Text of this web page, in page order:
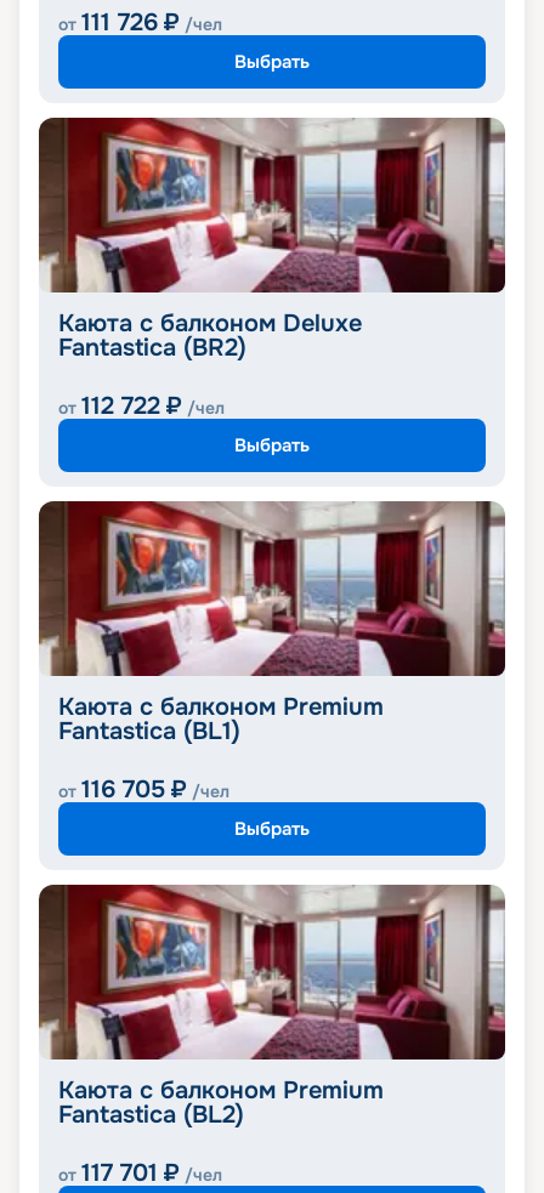
от 111 726 ₽ /чел
Выбрать
Каюта с балконом Deluxe
Fantastica (BR2)
от 112 722 ₽ /чел
Выбрать
Каюта с балконом Premium
Fantastica (BL1)
от 116 705 ₽ /чел
Выбрать
Каюта с балконом Premium
Fantastica (BL2)
от 117 701 ₽ /чел